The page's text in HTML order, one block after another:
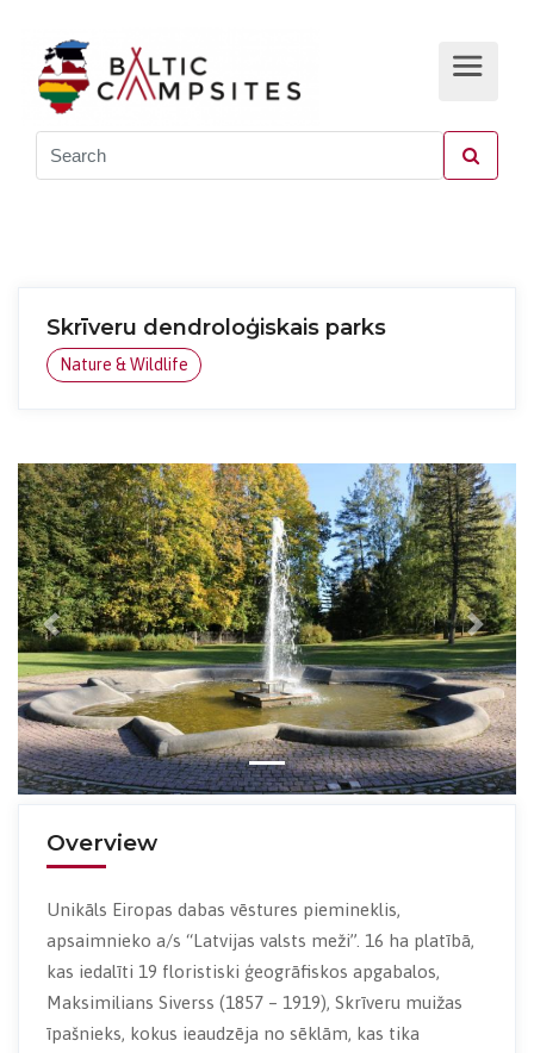
Skrīveru dendroloģiskais parks
Nature & Wildlife
Previous Next
Overview
Unikāls Eiropas dabas vēstures piemineklis,
apsaimnieko a/s “Latvijas valsts meži”. 16 ha platībā,
kas iedalīti 19 floristiski ģeogrāfiskos apgabalos,
Maksimilians Siverss (1857 – 1919), Skrīveru muižas
īpašnieks, kokus ieaudzēja no sēklām, kas tika